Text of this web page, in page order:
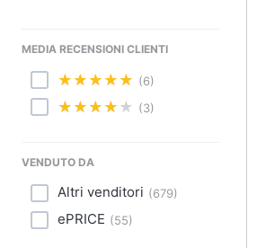
Motori
Festività e ricorrenze
Promozioni
MEDIA RECENSIONI CLIENTI
(6)
(3)
VENDUTO DA
Altri venditori (679)
ePRICE (55)